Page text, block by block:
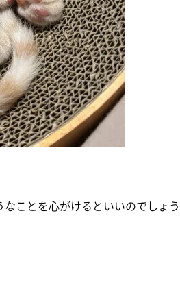
ことを心がけるといいのでしょう